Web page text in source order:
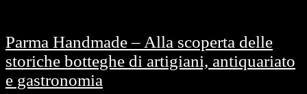
Parma Handmade – Alla scoperta delle
storiche botteghe di artigiani, antiquariato
e gastronomia